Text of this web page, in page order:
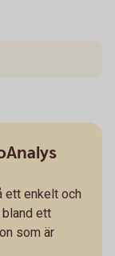
ett enkelt och
ett
som är